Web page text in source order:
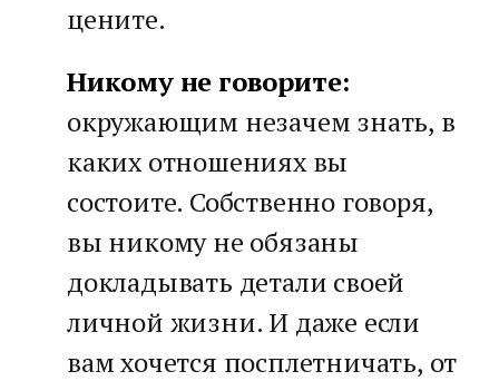
цените.
Никому не говорите:
окружающим незачем знать, в
каких отношениях вы
состоите. Собственно говоря,
вы никому не обязаны
докладывать детали своей
личной жизни. И даже если
вам хочется посплетничать, от